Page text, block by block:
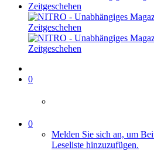
0
0
Melden Sie sich an, um
Leseliste hinzuzufügen.